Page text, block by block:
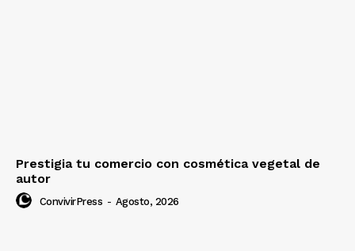
Prestigia tu comercio con cosmética vegetal de
autor
ConvivirPress - Agosto, 2026